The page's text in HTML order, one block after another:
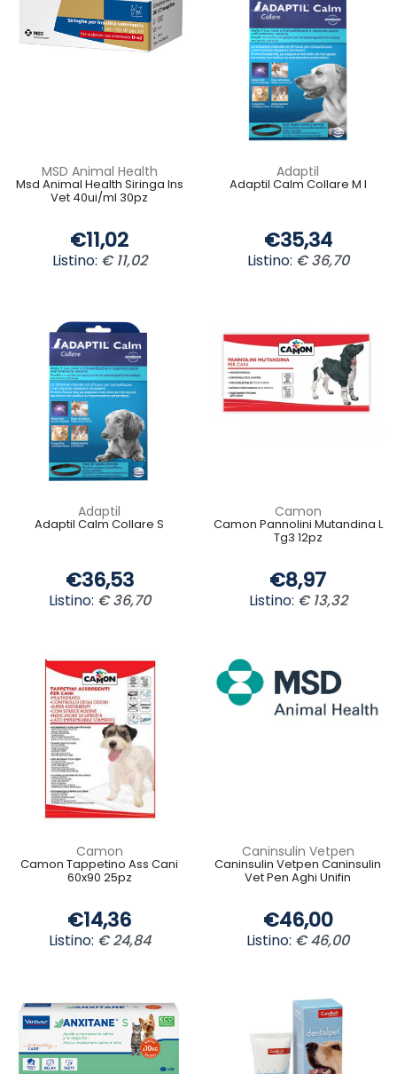
MSD Animal Health
Msd Animal Health Siringa Ins
Vet 40ui/ml 30pz
€11,02
Listino: € 11,02
Adaptil
Adaptil Calm Collare M l
€35,34
Listino: € 36,70
Adaptil
Adaptil Calm Collare S
€36,53
Listino: € 36,70
Camon
Camon Pannolini Mutandina L
Tg3 12pz
€8,97
Listino: € 13,32
Camon
Camon Tappetino Ass Cani
60x90 25pz
€14,36
Listino: € 24,84
Caninsulin Vetpen
Caninsulin Vetpen Caninsulin
Vet Pen Aghi Unifin
€46,00
Listino: € 46,00